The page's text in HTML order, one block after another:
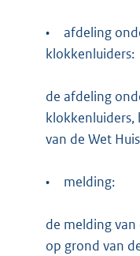
•
afdeling
klokkenluiders:
de afdeling
klokkenluiders,
van de Wet
• melding:
de melding
op grond van